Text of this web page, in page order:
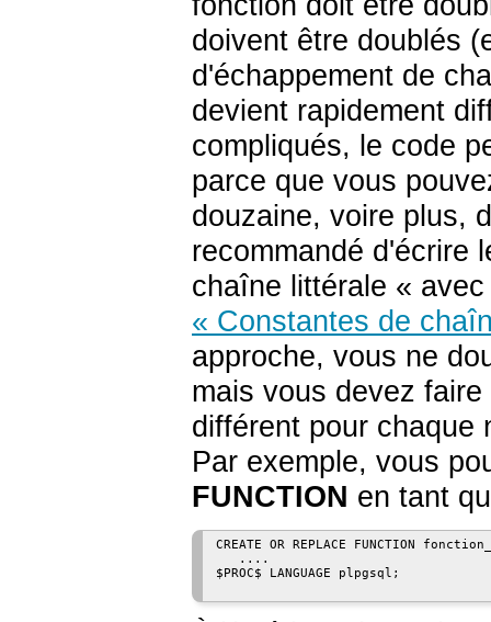
doivent être doublés
d'échappement de
devient rapidement
compliqués, le code
parce que vous
douzaine, voire plus,
recommandé d'écrire
chaîne littérale «
« Constantes de
approche, vous ne
mais vous devez
différent pour chaque
Par exemple, vous
FUNCTION en tant
CREATE OR REPLACE FUNCTION
   ....
$PROC$ LANGUAGE plpgsql;